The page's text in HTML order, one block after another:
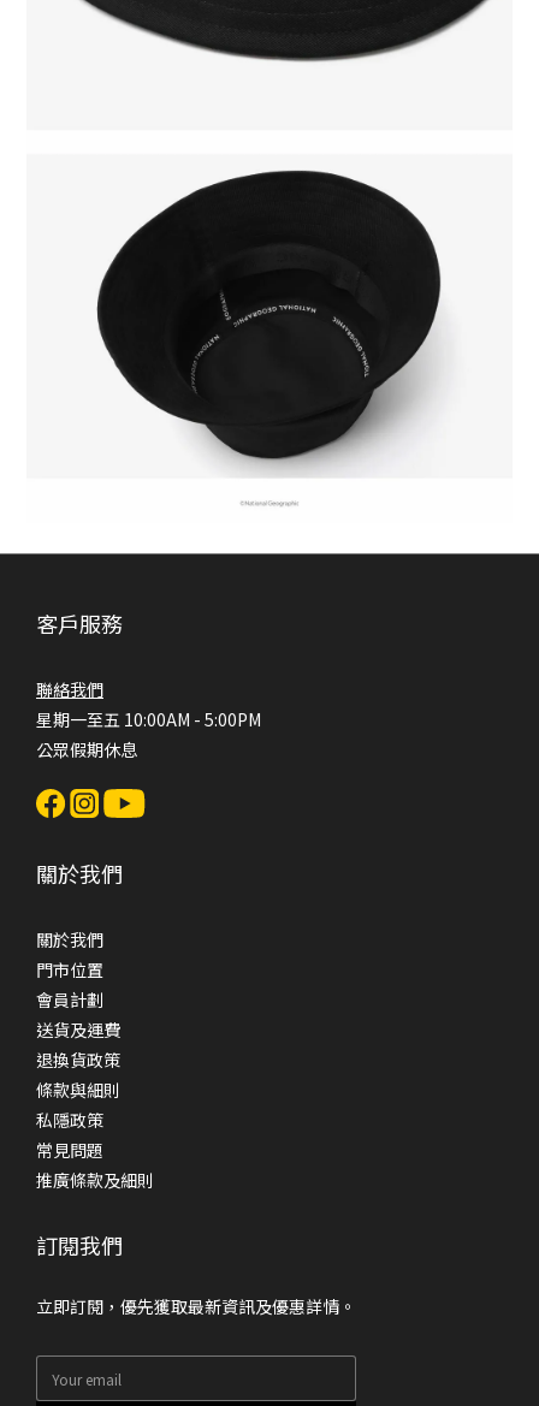
客戶服務
聯絡我們
星期一至五 10:00AM - 5:00PM
公眾假期休息
關於我們
關於我們
門市位置
會員計劃
送貨及運費
退換貨政策
條款與細則
私隱政策
常見問題
推廣條款及細則
訂閱我們
立即訂閱，優先獲取最新資訊及優惠詳情。